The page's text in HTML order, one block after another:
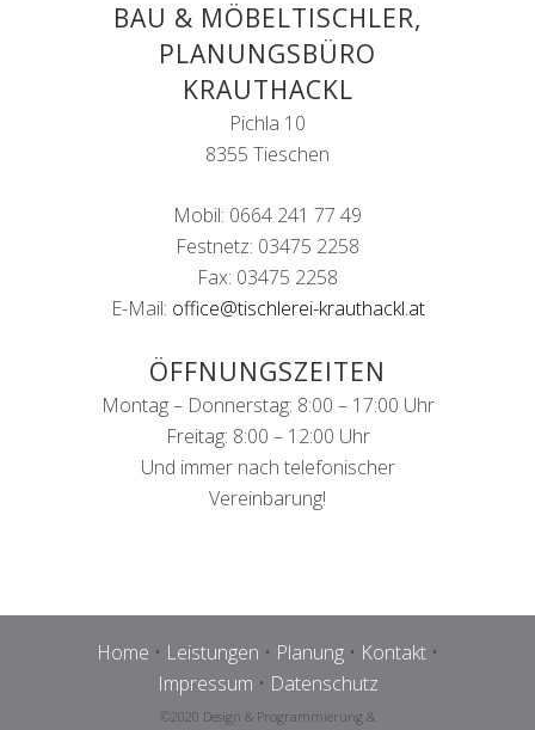
BAU & MÖBELTISCHLER,
PLANUNGSBÜRO
KRAUTHACKL
Pichla 10
8355 Tieschen
Mobil: 0664 241 77 49
Festnetz: 03475 2258
Fax: 03475 2258
E-Mail: office@tischlerei-krauthackl.at
ÖFFNUNGSZEITEN
Montag – Donnerstag: 8:00 – 17:00 Uhr
Freitag: 8:00 – 12:00 Uhr
Und immer nach telefonischer
Vereinbarung!
Home • Leistungen • Planung • Kontakt •
Impressum • Datenschutz
©2020 Design & Programmierung &